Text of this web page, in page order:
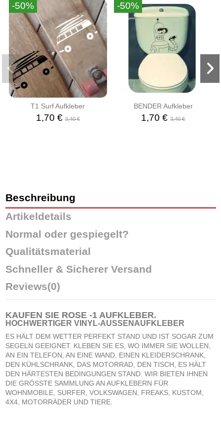
-50%
T1 Surf Aufkleber
1,70 € 3,40 €
-50%
BENDER Aufkleber
1,70 €3,40 €
Beschreibung
Artikeldetails
Normal oder gespiegelt?
Qualitätsmaterial
Schneller & Sicherer Versand
Reviews(0)
KAUFEN SIE ROSE -1 AUFKLEBER.
HOCHWERTIGER VINYL-AUSSENAUFKLEBER
ES HÄLT DEM WETTER PERFEKT STAND UND IST SOGAR ZUM
SEGELN GEEIGNET. KLEBEN SIE ES, WO IMMER SIE WOLLEN,
AN EIN TELEFON, AN EINE WAND, EINEN KLEIDERSCHRANK,
DEN KÜHLSCHRANK, DAS MOTORRAD, DEN TISCH, ES HÄLT
DEN HÄRTESTEN BEDINGUNGEN STAND. WIR BIETEN IHNEN
DIE GRÖSSTE SAMMLUNG AN AUFKLEBERN FÜR
WOHNMOBILE, SURFER, VOLKSWAGEN, FREAKS, KUSTOM,
4X4, MOTORRÄDER UND TIERE.